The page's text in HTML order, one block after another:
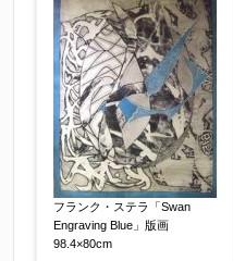
フランク・ステラ「Swan
Engraving Blue」版画
98.4×80cm